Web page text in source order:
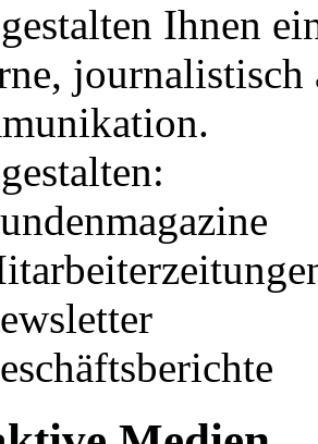
Ihnen
journalistisch